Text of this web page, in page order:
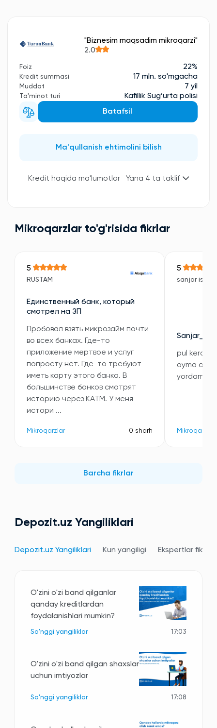
"Biznesim maqsadim mikroqarzi"
2.0
Foiz 22%
Kredit summasi 17 mln. so'mgacha
Muddat 7 yil
Ta'minot turi
Kafillik Sug’urta polisi
Batafsil
Ma'qullanish ehtimolini bilish
Kredit haqida ma'lumotlar Yana 4 ta taklif
Mikroqarzlar to'g'risida fikrlar
5
RUSTAM
Единственный банк, который
смотрел на ЗП
Пробовал взять микрозайм почти
во всех банках. Где-то
приложение мертвое и услуг
попросту нет. Где-то требуют
иметь карту этого банка. В
большинстве банков смотрят
историю через КАТМ. У меня
истори ...
Mikroqarzlar 0 sharh
5
sanjar
pul kerak
oyma oy 5
yordam
Mikroqarzlar
Barcha fikrlar
Depozit.uz Yangiliklari
Depozit.uz Yangiliklari Kun yangiligi Ekspertlar fikri
O'zini o'zi band qilganlar
qanday kreditlardan
foydalanishlari mumkin?
So'nggi yangiliklar 17:03
O'zini o'zi band qilgan shaxslar
uchun imtiyozlar
So'nggi yangiliklar 17:08